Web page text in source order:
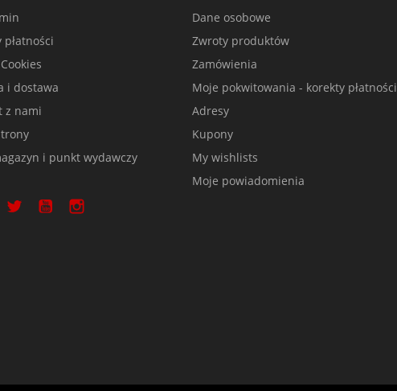
i dostawa
z nami
i punkt wydawczy
Dane osobowe
Zwroty produktów
Zamówienia
Moje pokwitowania - korekty płatności
Adresy
Kupony
My wishlists
Moje powiadomienia